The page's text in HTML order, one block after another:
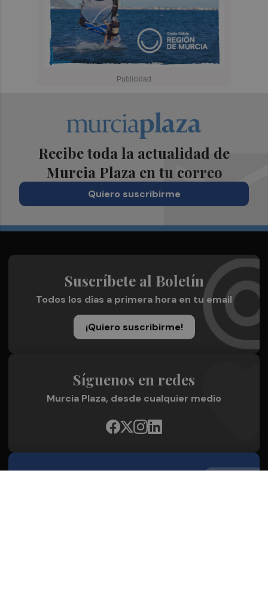
Recibe toda la actualidad de
Murcia Plaza en tu correo
Quiero suscribirme
Suscríbete al Boletín
Todos los días a primera hora en tu email
¡Quiero suscribirme!
Síguenos en redes
Murcia Plaza, desde cualquier medio